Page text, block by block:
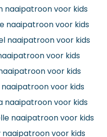
naaipatroon voor kids
naaipatroon voor kids
naaipatroon voor kids
voor kids
voor kids
naaipatroon voor kids
naaipatroon voor kids
naaipatroon voor kids
naaipatroon voor kids